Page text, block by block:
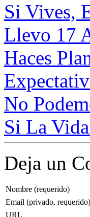
Si Vives,
Llevo 17
Haces
No
Si La
Deja un
Nombre (requerido)
Email (privado, requerido)
URL